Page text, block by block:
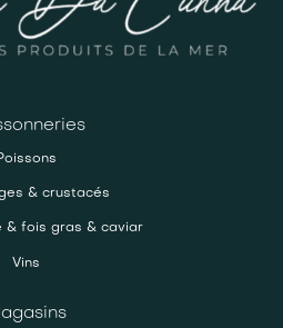
& crustacés
& fois gras & caviar
Vins